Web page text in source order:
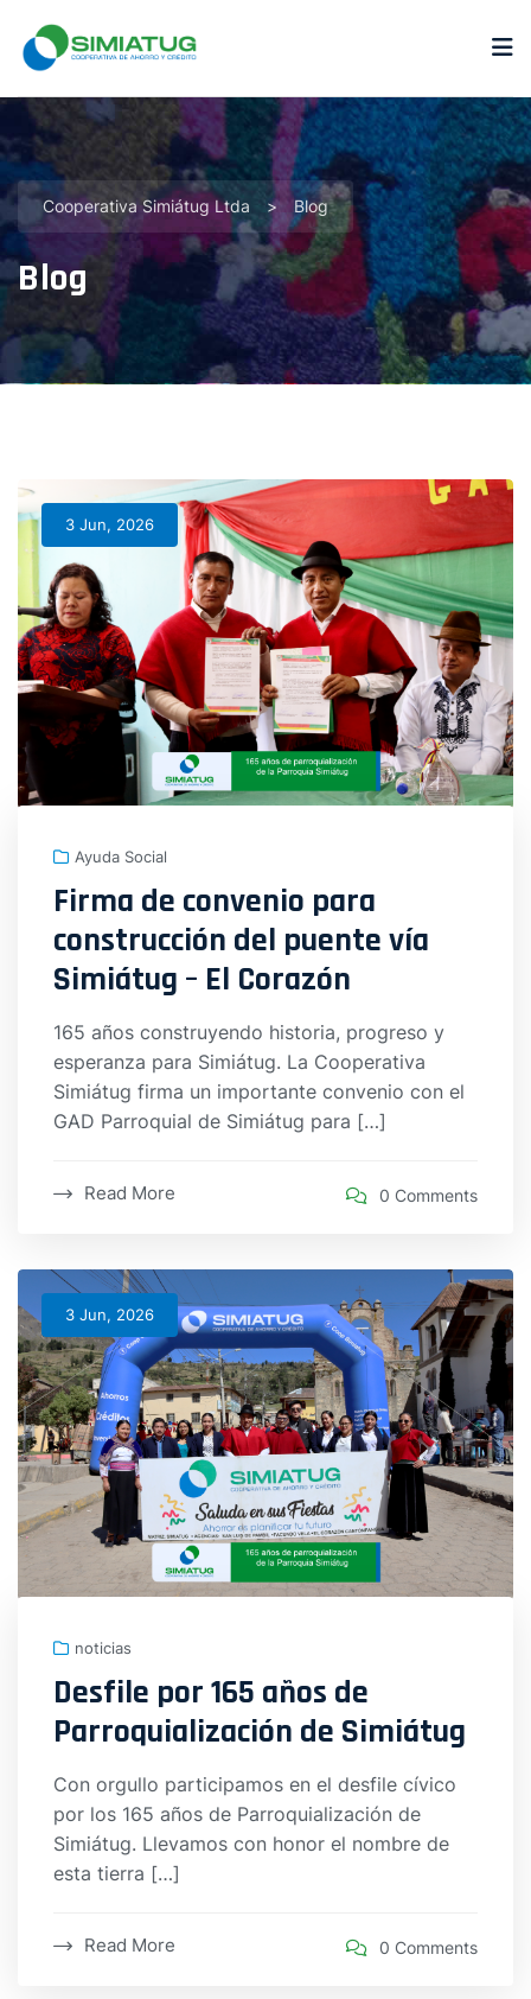
Cooperativa Simiátug Ltda > Blog
Blog
Blog3 Jun, 2026
Ayuda Social
Firma de convenio para
construcción del puente vía
Simiátug – El Corazón
165 años construyendo historia, progreso y
esperanza para Simiátug. La Cooperativa
Simiátug firma un importante convenio con el
GAD Parroquial de Simiátug para […]
Read More 0 Comments
3 Jun, 2026
noticias
Desfile por 165 años de
Parroquialización de Simiátug
Con orgullo participamos en el desfile cívico
por los 165 años de Parroquialización de
Simiátug. Llevamos con honor el nombre de
esta tierra […]
Read More 0 Comments